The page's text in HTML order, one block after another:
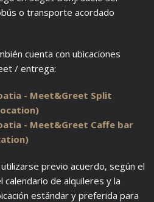
o transporte acordado
cuenta con ubicaciones
/ entrega:
- Meet&Greet Split
- Meet&Greet Caffe bar
previo acuerdo, según el
calendario de alquileres y la
estándar y preferida para